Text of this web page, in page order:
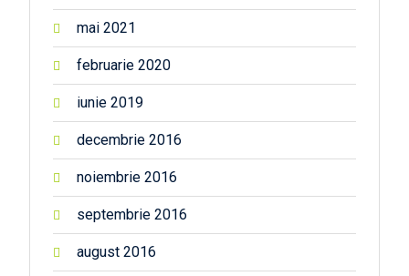
mai 2021
februarie 2020
iunie 2019
decembrie 2016
noiembrie 2016
septembrie 2016
august 2016